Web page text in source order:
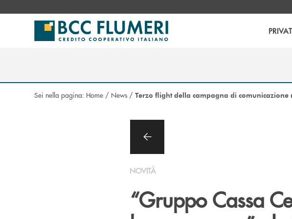
Sei nella pagina: Home / News / Terzo flight della campagna di comunicazione
NOVITÀ
“Gruppo Cassa